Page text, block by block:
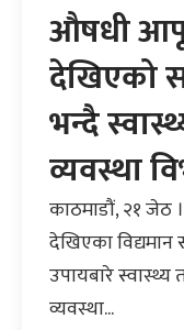
औषधी
देखिएको
भन्दै
व्यवस्था
काठमाडौं, २१ जेठ
देखिएका
उपायबारे स्वास्थ्य
व्यवस्था...